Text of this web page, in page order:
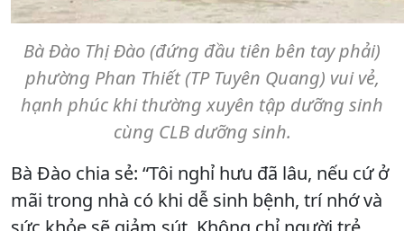
Bà Đào Thị Đào (đứng đầu tiên bên tay phải)
phường Phan Thiết (TP Tuyên Quang) vui vẻ,
hạnh phúc khi thường xuyên tập dưỡng sinh
cùng CLB dưỡng sinh.
Bà Đào chia sẻ: “Tôi nghỉ hưu đã lâu, nếu cứ ở
mãi trong nhà có khi dễ sinh bệnh, trí nhớ và